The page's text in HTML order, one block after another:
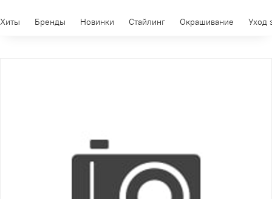
Хиты Бренды Новинки Стайлинг Окрашивание Уход